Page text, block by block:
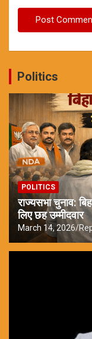
Politics
POLITICS
राज्यसभा चुनाव:
लिए छह उम्मीदवार
March 14, 2026